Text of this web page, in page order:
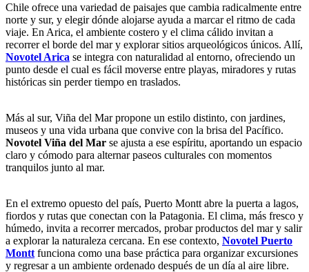
Chile ofrece una variedad de paisajes que cambia radicalmente entre
norte y sur, y elegir dónde alojarse ayuda a marcar el ritmo de cada
viaje. En Arica, el ambiente costero y el clima cálido invitan a
recorrer el borde del mar y explorar sitios arqueológicos únicos. Allí,
Novotel Arica se integra con naturalidad al entorno, ofreciendo un
punto desde el cual es fácil moverse entre playas, miradores y rutas
históricas sin perder tiempo en traslados.
Más al sur, Viña del Mar propone un estilo distinto, con jardines,
museos y una vida urbana que convive con la brisa del Pacífico.
Novotel Viña del Mar se ajusta a ese espíritu, aportando un espacio
claro y cómodo para alternar paseos culturales con momentos
tranquilos junto al mar.
En el extremo opuesto del país, Puerto Montt abre la puerta a lagos,
fiordos y rutas que conectan con la Patagonia. El clima, más fresco y
húmedo, invita a recorrer mercados, probar productos del mar y salir
a explorar la naturaleza cercana. En ese contexto, Novotel Puerto
Montt funciona como una base práctica para organizar excursiones
y regresar a un ambiente ordenado después de un día al aire libre.